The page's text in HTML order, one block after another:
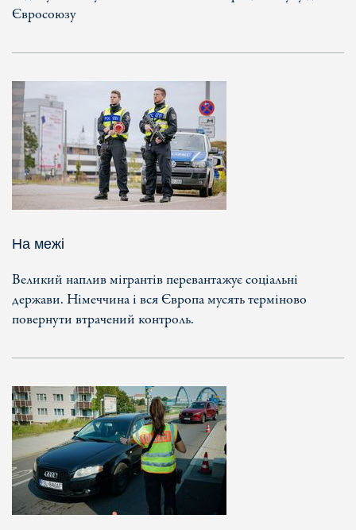
Євросоюзу
На межі
Великий наплив мігрантів перевантажує соціальні
держави. Німеччина і вся Європа мусять терміново
повернути втрачений контроль.